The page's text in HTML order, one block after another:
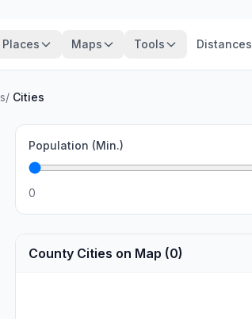
Places Maps Tools Distances
/ Cities
Population (Min.)
0
County Cities on Map (0)